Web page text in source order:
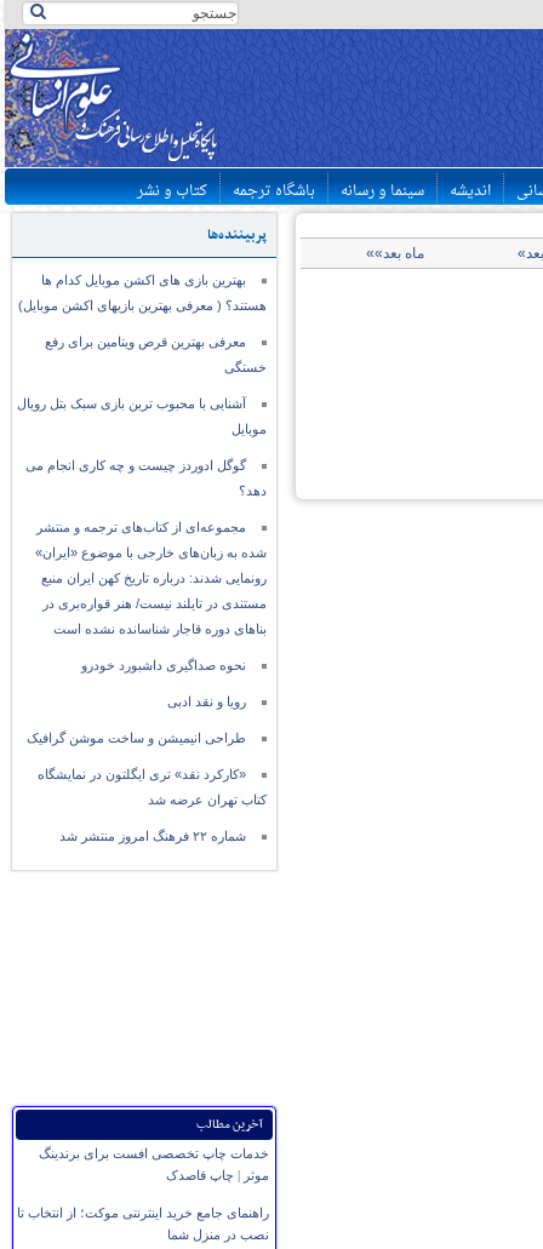
اندیشه سینما و رسانه باشگاه ترجمه کتاب و نشر
پربیننده‌ها
بهترین بازی های اکشن موبایل کدام ها
هستند؟ ( معرفی بهترین بازیهای اکشن موبایل)
معرفی بهترین قرص ویتامین برای رفع
خستگی
آشنایی با محبوب ترین بازی سبک بتل رویال
موبایل
گوگل ادوردز چیست و چه کاری انجام می
دهد؟
مجموعه‌ای از کتاب‌های ترجمه و منتشر
شده به زبان‌های خارجی با موضوع «ایران»
رونمایی شدند: درباره تاریخ کهن ایران منبع
مستندی در تایلند نیست/ هنر قواره‌بری در
بناهای دوره قاجار شناسانده نشده است
نحوه صداگیری داشبورد خودرو
رویا و نقد ادبی
طراحی انیمیشن و ساخت موشن گرافیک
«کارکرد نقد» تری ایگلتون در نمایشگاه
کتاب تهران عرضه شد
شماره ۲۲ فرهنگ امروز منتشر شد
آخرین مطالب
خدمات چاپ تخصصی افست برای برندینگ
موثر | چاپ قاصدک
راهنمای جامع خرید اینترنتی موکت؛ از انتخاب تا
نصب در منزل شما
ماه بعد»»